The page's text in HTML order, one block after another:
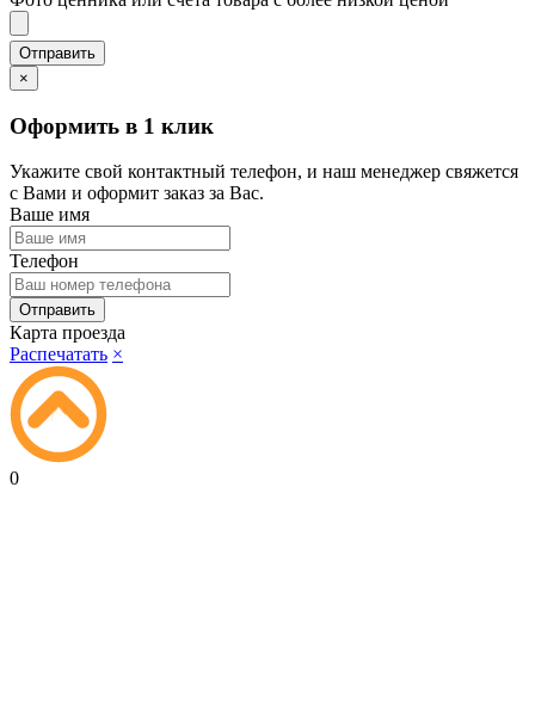
×
Оформить в 1 клик
Укажите свой контактный телефон, и наш менеджер свяжется
с Вами и оформит заказ за Вас.
Ваше имя
Телефон
Карта проезда
Распечатать ×
0